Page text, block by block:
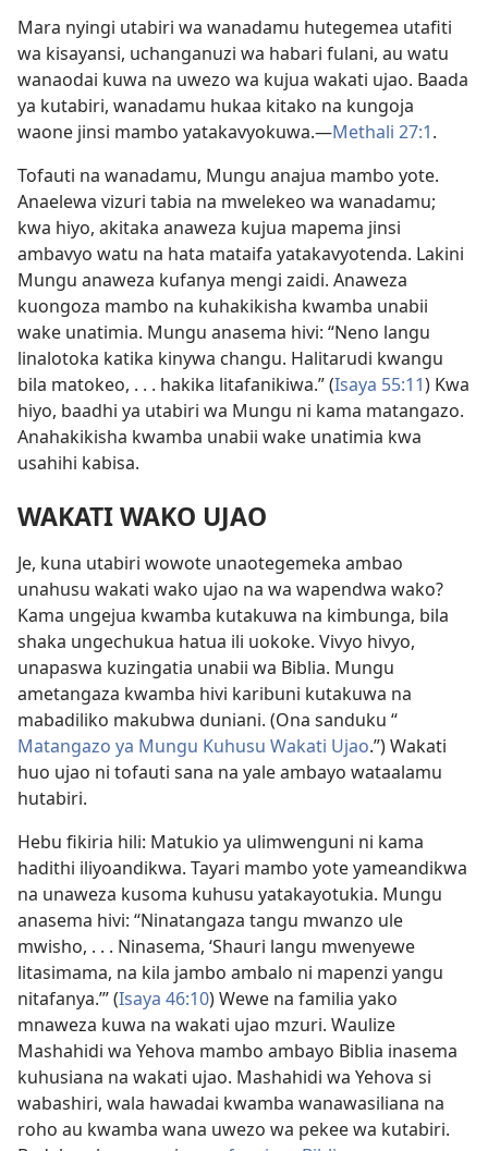
Mara nyingi utabiri wa wanadamu hutegemea utafiti
wa kisayansi, uchanganuzi wa habari fulani, au watu
wanaodai kuwa na uwezo wa kujua wakati ujao. Baada
ya kutabiri, wanadamu hukaa kitako na kungoja
waone jinsi mambo yatakavyokuwa.—Methali 27:1.
Tofauti na wanadamu, Mungu anajua mambo yote.
Anaelewa vizuri tabia na mwelekeo wa wanadamu;
kwa hiyo, akitaka anaweza kujua mapema jinsi
ambavyo watu na hata mataifa yatakavyotenda. Lakini
Mungu anaweza kufanya mengi zaidi. Anaweza
kuongoza mambo na kuhakikisha kwamba unabii
wake unatimia. Mungu anasema hivi: “Neno langu
linalotoka katika kinywa changu. Halitarudi kwangu
bila matokeo, . . . hakika litafanikiwa.” (Isaya 55:11) Kwa
hiyo, baadhi ya utabiri wa Mungu ni kama matangazo.
Anahakikisha kwamba unabii wake unatimia kwa
usahihi kabisa.
WAKATI WAKO UJAO
Je, kuna utabiri wowote unaotegemeka ambao
unahusu wakati wako ujao na wa wapendwa wako?
Kama ungejua kwamba kutakuwa na kimbunga, bila
shaka ungechukua hatua ili uokoke. Vivyo hivyo,
unapaswa kuzingatia unabii wa Biblia. Mungu
ametangaza kwamba hivi karibuni kutakuwa na
mabadiliko makubwa duniani. (Ona sanduku “
Matangazo ya Mungu Kuhusu Wakati Ujao.”) Wakati
huo ujao ni tofauti sana na yale ambayo wataalamu
hutabiri.
Hebu fikiria hili: Matukio ya ulimwenguni ni kama
hadithi iliyoandikwa. Tayari mambo yote yameandikwa
na unaweza kusoma kuhusu yatakayotukia. Mungu
anasema hivi: “Ninatangaza tangu mwanzo ule
mwisho, . . . Ninasema, ‘Shauri langu mwenyewe
litasimama, na kila jambo ambalo ni mapenzi yangu
nitafanya.’” (Isaya 46:10) Wewe na familia yako
mnaweza kuwa na wakati ujao mzuri. Waulize
Mashahidi wa Yehova mambo ambayo Biblia inasema
kuhusiana na wakati ujao. Mashahidi wa Yehova si
wabashiri, wala hawadai kwamba wanawasiliana na
roho au kwamba wana uwezo wa pekee wa kutabiri.